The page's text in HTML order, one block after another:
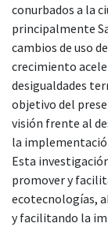
conurbados a la
principalmente
cambios de uso
crecimiento
desigualdades
objetivo del
visión frente al
la
Esta
promover y
ecotecnologías,
y facilitando la